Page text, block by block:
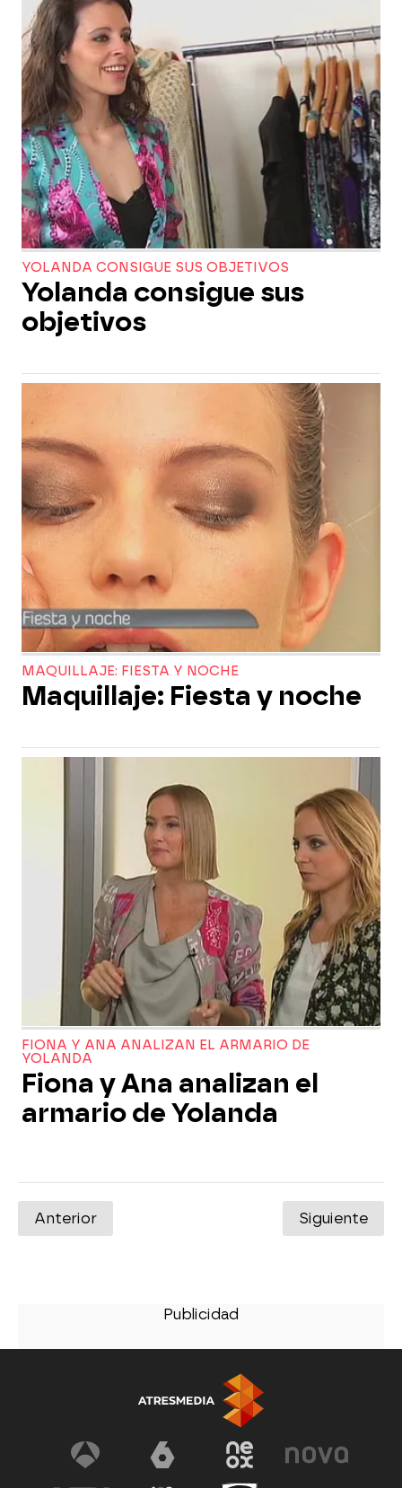
YOLANDA CONSIGUE SUS OBJETIVOS
Yolanda consigue sus
objetivos
MAQUILLAJE: FIESTA Y NOCHE
Maquillaje: Fiesta y noche
FIONA Y ANA ANALIZAN EL ARMARIO DE
YOLANDA
Fiona y Ana analizan el
armario de Yolanda
Anterior Siguiente